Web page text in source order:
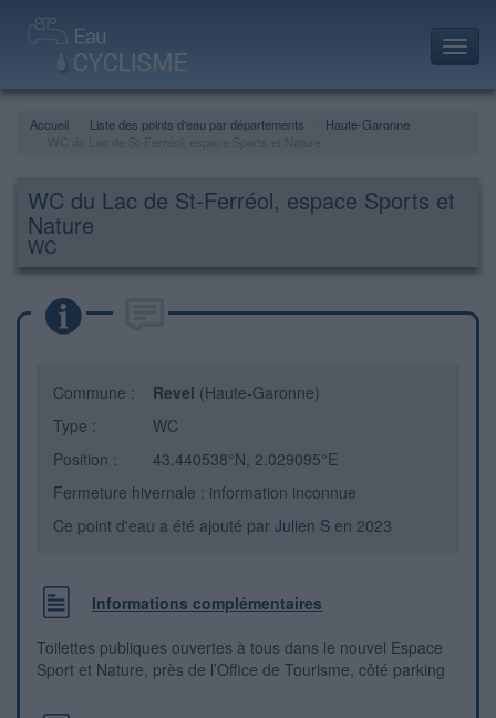
Accueil Liste des points d'eau par départements
Haute-Garonne
WC du Lac de St-Ferréol, espace Sports et
Nature
WC
Commune : Revel (Haute-Garonne)
Type :
WC
Position :
43.440538°N, 2.029095°E
Fermeture hivernale : information inconnue
Ce point d'eau a été ajouté par Julien S en 2023
Informations complémentaires
Toilettes publiques ouvertes à tous dans le nouvel Espace
Sport et Nature, près de l’Office de Tourisme, côté parking